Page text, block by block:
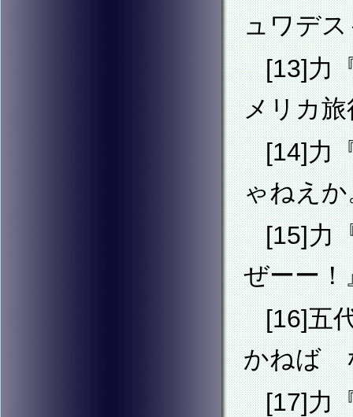
ュワデ
[13]力
メリカ
[14]力
ゃねえ
[15]力
ぜーー！
[16]五
かねば
[17]力